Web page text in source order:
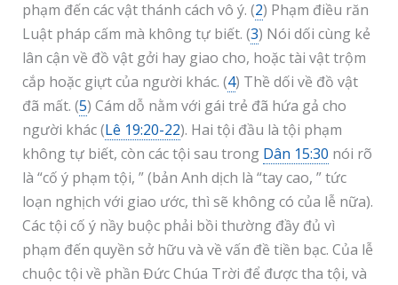
phạm đến các vật thánh cách vô ý. (2) Phạm điều răn
Luật pháp cấm mà không tự biết. (3) Nói dối cùng kẻ
lân cận về đồ vật gởi hay giao cho, hoặc tài vật trộm
cắp hoặc giựt của người khác. (4) Thề dối về đồ vật
đã mất. (5) Cám dỗ nằm với gái trẻ đã hứa gả cho
người khác (Lê 19:20-22). Hai tội đầu là tội phạm
không tự biết, còn các tội sau trong Dân 15:30 nói rõ
là “cố ý phạm tội, ” (bản Anh dịch là “tay cao, ” tức
loạn nghịch với giao ước, thì sẽ không có của lễ nữa).
Các tội cố ý nầy buộc phải bồi thường đầy đủ vì
phạm đến quyền sở hữu và về vấn đề tiền bạc. Của lễ
chuộc tội về phần Đức Chúa Trời để được tha tội, và